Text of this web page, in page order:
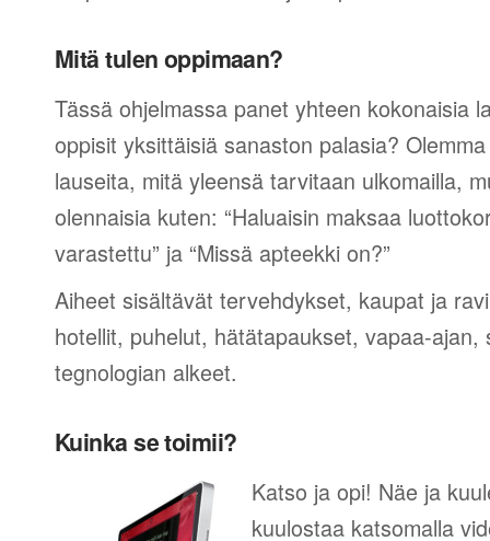
Mitä tulen oppimaan?
Tässä ohjelmassa panet yhteen kokonaisia
oppisit yksittäisiä sanaston palasia?
lauseita, mitä yleensä tarvitaan ulkomailla,
olennaisia kuten: “Haluaisin maksaa
varastettu” ja “Missä apteekki on?”
Aiheet sisältävät tervehdykset, kaupat ja
hotellit, puhelut, hätätapaukset, vapaa-ajan,
tegnologian alkeet.
Kuinka se toimii?
Katso ja opi! Näe ja
kuulostaa katsomalla